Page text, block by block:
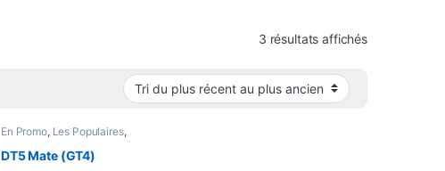
3 résultats affichésTrié du plus
En Promo, Les Populaires,
Smart Watch
DT5 Mate (GT4)